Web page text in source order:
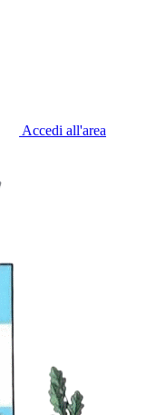
Accedi all'area